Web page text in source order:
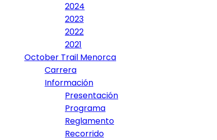
2024
2023
2022
2021
October Trail Menorca
Carrera
Información
Presentación
Programa
Reglamento
Recorrido